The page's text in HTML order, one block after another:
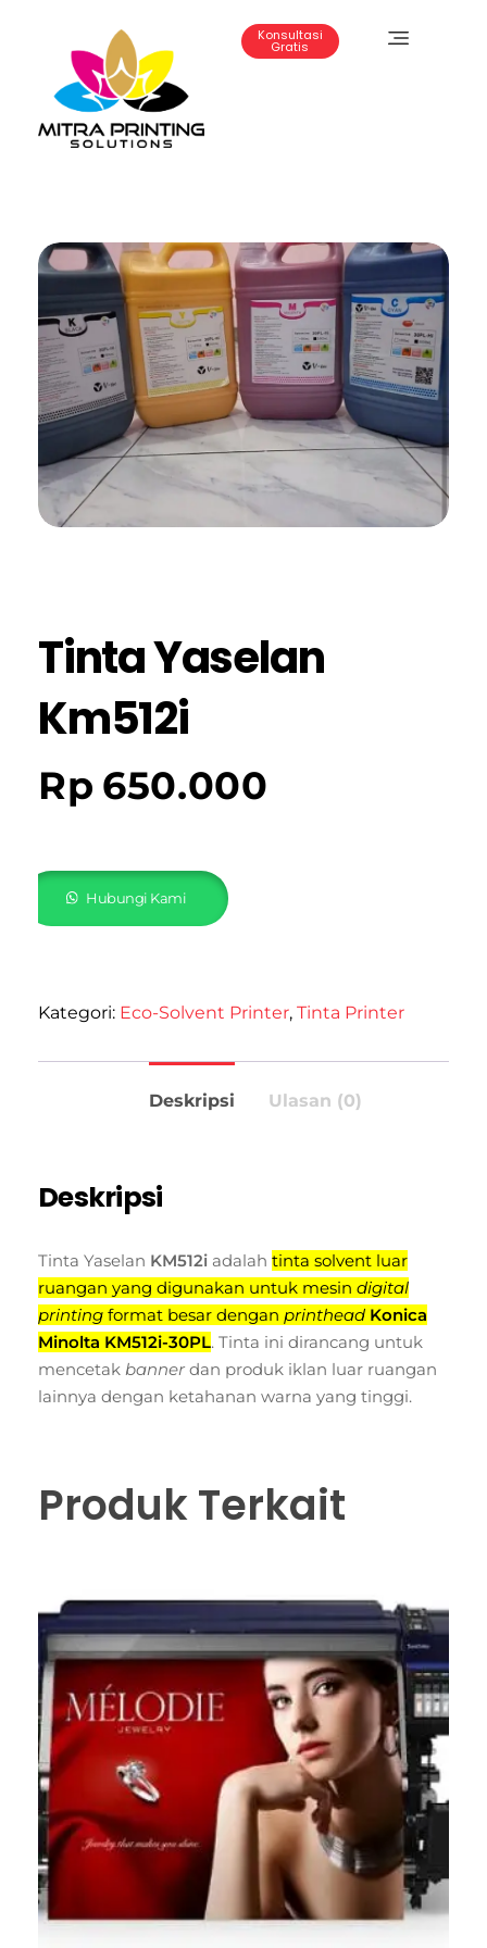
Konsultasi
Gratis
Tinta Yaselan
Km512i
Rp 650.000
Hubungi Kami
Kategori: Eco-Solvent Printer, Tinta Printer
Deskripsi Ulasan (0)
Deskripsi
Tinta Yaselan KM512i adalah tinta solvent luar
ruangan yang digunakan untuk mesin digital
printing format besar dengan printhead Konica
Minolta KM512i-30PL. Tinta ini dirancang untuk
mencetak bannerdan produk iklan luar ruangan
lainnya dengan ketahanan warna yang tinggi.
Produk Terkait